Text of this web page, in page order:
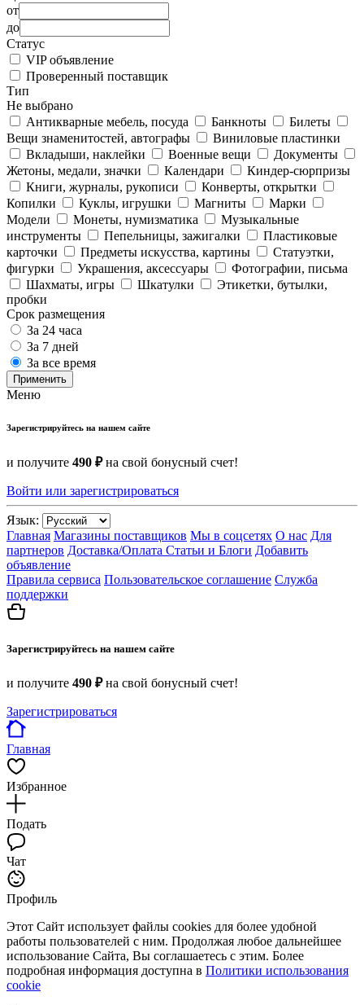
от
до
Статус
VIP объявление
Проверенный поставщик
Тип
Не выбрано
Антикварные мебель, посуда
Банкноты
Билеты
Вещи знаменитостей, автографы
Виниловые пластинки
Вкладыши, наклейки
Военные вещи
Документы
Жетоны, медали, значки
Календари
Киндер-сюрпризы
Книги, журналы, рукописи
Конверты, открытки
Копилки
Куклы, игрушки Магниты
Марки
Модели
Монеты, нумизматика
Музыкальные
инструменты
Пепельницы, зажигалки
Пластиковые
карточки
Предметы искусства, картины
Статуэтки,
фигурки
Украшения, аксессуары
Фотографии, письма
Шахматы, игры
Шкатулки
Этикетки, бутылки,
пробки
Срок размещения
За 24 часа
За 7 дней
За все время
Применить
Меню
Зарегистрируйтесь на нашем сайте
и получите 490 ₽на свой бонусный счет!
Войти или зарегистрироваться
Язык:
Главная Магазины поставщиков Мы в соцсетях О нас Для
партнеров Доставка/Оплата Статьи и Блоги Добавить
объявление
Правила сервиса Пользовательское соглашение Служба
поддержки
Зарегистрируйтесь на нашем сайте
и получите 490 ₽на свой бонусный счет!
Зарегистрироваться
Главная
Избранное
Подать
Чат
Профиль
Этот Сайт использует файлы cookies для более удобной
работы пользователей с ним. Продолжая любое дальнейшее
использование Сайта, Вы соглашаетесь с этим. Более
подробная информация доступна в Политики использования
cookie